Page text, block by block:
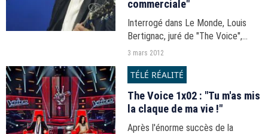
commerciale"
Interrogé dans Le Monde, Louis
Bertignac, juré de "The Voice",
revient sur les raisons qui l'ont
3 mars 2012
TÉLÉ RÉALITÉ
The Voice 1x02 : "Tu m'as mis
la claque de ma vie !"
Après l'énorme succès de la